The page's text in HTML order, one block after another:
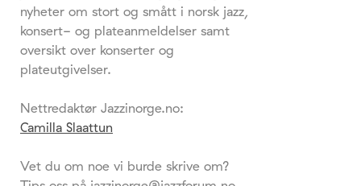
nyheter om stort og smått i norsk jazz,
konsert- og plateanmeldelser samt
oversikt over konserter og
plateutgivelser.
Nettredaktør Jazzinorge.no:
Camilla Slaattun
Vet du om noe vi burde skrive om?